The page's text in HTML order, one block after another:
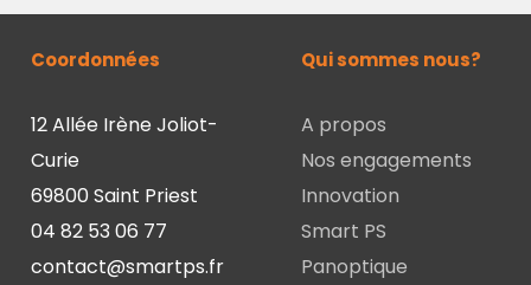
Coordonnées
12 Allée Irène Joliot-
Curie
69800 Saint Priest
04 82 53 06 77
contact@smartps.fr
Qui sommes nous?
A propos
Nos engagements
Innovation
Smart PS
Panoptique